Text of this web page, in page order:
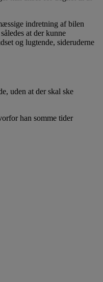
indretning af bilen
at der kunne
og lugtende, sideruderne
uden at der skal ske
han somme tider